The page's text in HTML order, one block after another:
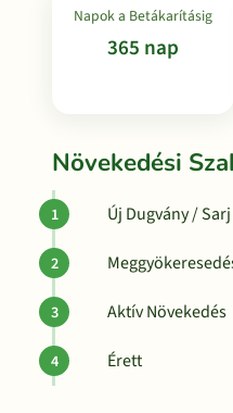
Napok a Betákarításig
365 nap
Növekedési
Új Dugvány / Sarj
Aktív Növekedés
Érett